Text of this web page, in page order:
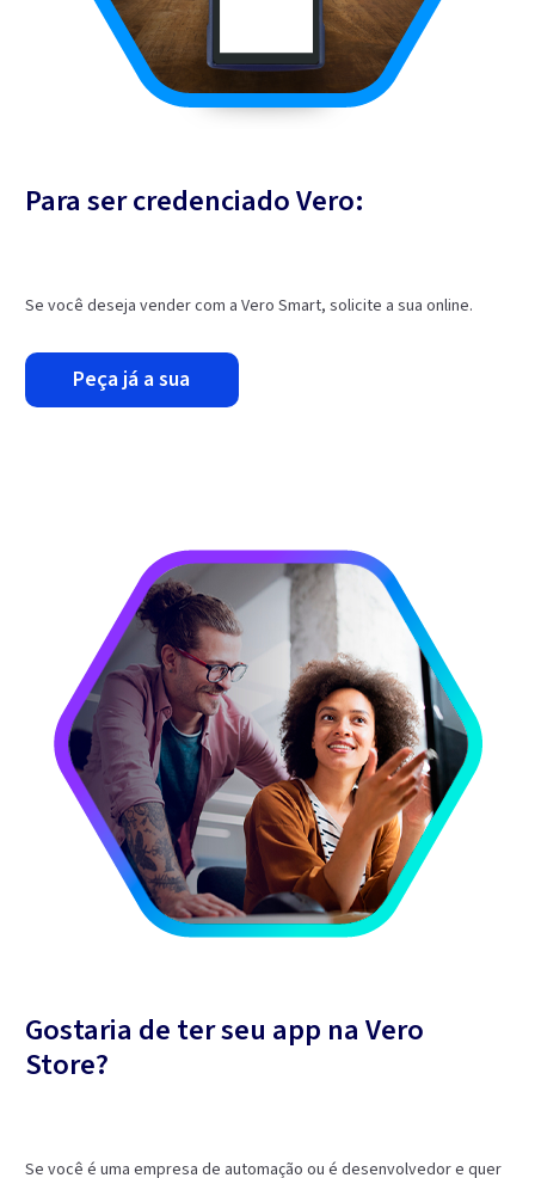
Para ser credenciado Vero:
Se você deseja vender com a Vero Smart, solicite a sua online.
peça já a sua
Gostaria de ter seu app na Vero
Store?
Se você é uma empresa de automação ou é desenvolvedor e quer